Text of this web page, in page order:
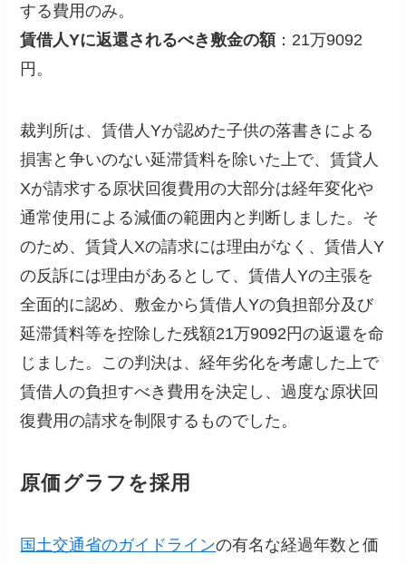
する費用のみ。
賃借人Yに返還されるべき敷金の額：21万9092
円。
裁判所は、賃借人Yが認めた子供の落書きによる
損害と争いのない延滞賃料を除いた上で、賃貸人
Xが請求する原状回復費用の大部分は経年変化や
通常使用による減価の範囲内と判断しました。そ
のため、賃貸人Xの請求には理由がなく、賃借人Y
の反訴には理由があるとして、賃借人Yの主張を
全面的に認め、敷金から賃借人Yの負担部分及び
延滞賃料等を控除した残額21万9092円の返還を命
じました。この判決は、経年劣化を考慮した上で
賃借人の負担すべき費用を決定し、過度な原状回
復費用の請求を制限するものでした。
原価グラフを採用
国土交通省のガイドラインの有名な経過年数と価